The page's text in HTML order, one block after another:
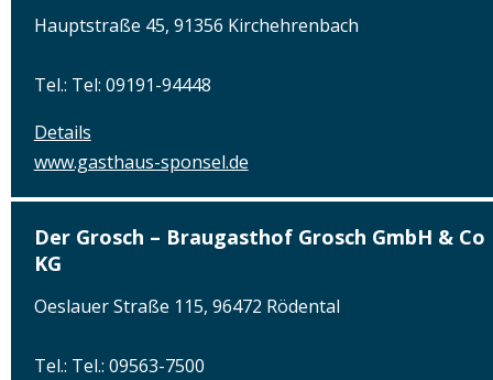
Hauptstraße 45, 91356 Kirchehrenbach
Tel.: Tel: 09191-94448
Details
www.gasthaus-sponsel.de
Der Grosch – Braugasthof Grosch GmbH & Co
KG
Oeslauer Straße 115, 96472 Rödental
Tel.: Tel.: 09563-7500